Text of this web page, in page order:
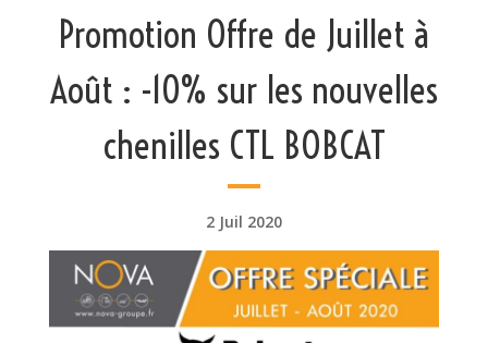
Promotion Offre de Juillet à
Août : -10% sur les nouvelles
chenilles CTL BOBCAT
2 Juil 2020